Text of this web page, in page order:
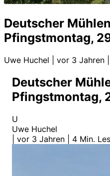
Deutscher
Pfingstmontag,
Uwe Huchel vor 3 Jahren
Deutscher
Pfingstmontag,
U
Uwe Huchel
vor 3 Jahren 4 Min.